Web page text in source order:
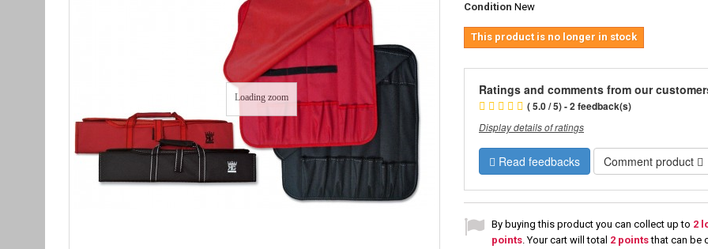
Loading zoom
Condition New
This product is no longer in stock
Ratings and comments from our
( 5.0 / 5) - 2 feedback(s)
Display details of ratings
Read feedbacks Comment product
By buying this product you can collect up to 2
points. Your cart will total 2 pointsthat can be